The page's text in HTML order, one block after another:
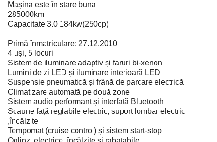
Mașina este în stare buna
285000km
Capacitate 3.0 184kw(250cp)
Primă înmatriculare: 27.12.2010
4 uși, 5 locuri
Sistem de iluminare adaptiv și faruri bi-xenon
Lumini de zi LED și iluminare interioară LED
Suspensie pneumatică și frână de parcare electrică
Climatizare automată pe două zone
Sistem audio performant și interfață Bluetooth
Scaune față reglabile electric, suport lombar electric
,încălzite
Tempomat (cruise control) și sistem start-stop
Oglinzi electrice, încălzite și rabatabile